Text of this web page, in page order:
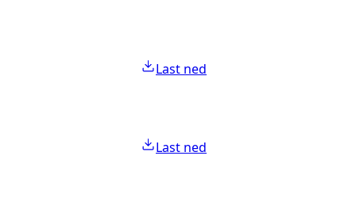
Last ned
Last ned